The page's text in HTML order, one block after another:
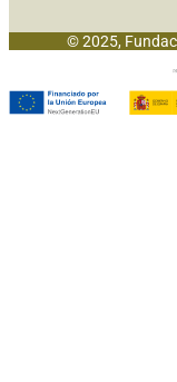
© 2025,